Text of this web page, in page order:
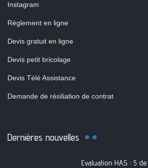
Instagram
Réglement en ligne
Devis gratuit en ligne
Devis petit bricolage
Devis Télé Assistance
Demande de résiliation de contrat
Dernières nouvelles